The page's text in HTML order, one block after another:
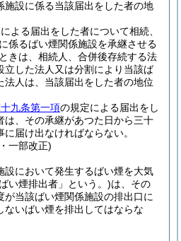
施設に係る当該届出をした者の地
よる届出をした者について相続、
係るばい煙関係施設を承継させる
きは、相続人、合併後存続する法
立した法人又は分割により当該ば
法人は、当該届出をした者の地位
九条第一項の規定による届出をし
は、その承継があつた日から三十
届け出なければならない。
一部改正)
設において発生するばい煙を大気
い煙排出者」という。)は、その
が当該ばい煙関係施設の排出口に
ないばい煙を排出してはならな